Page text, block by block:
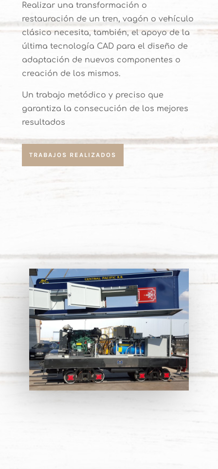
Realizar una transformación o
restauración de un tren, vagón o vehículo
clásico necesita, también, el apoyo de la
última tecnología CAD para el diseño de
adaptación de nuevos componentes o
creación de los mismos.
Un trabajo metódico y preciso que
garantiza la consecución de los mejores
resultados
TRABAJOS REALIZADOS